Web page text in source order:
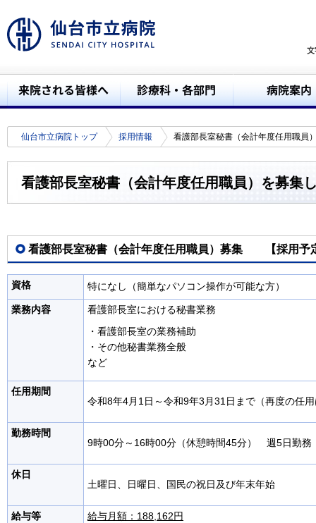
仙台市立病院トップ 採用情報 看護部長室秘書（会計年度任用職員
看護部長室秘書（会計年度任用職員）を募
看護部長室秘書（会計年度任用職員）募集 【採用予
資格 特になし（簡単なパソコン操作が可能な方）
業務内容
看護部長室における秘書業務
・看護部長室の業務補助
・その他秘書業務全般
など
任用期間
令和8年4月1日～令和9年3月31日まで（再度の任
勤務時間
9時00分～16時00分（休憩時間45分） 週5日勤
休日
土曜日、日曜日、国民の祝日及び年末年始
給与等
給与月額：188,162円